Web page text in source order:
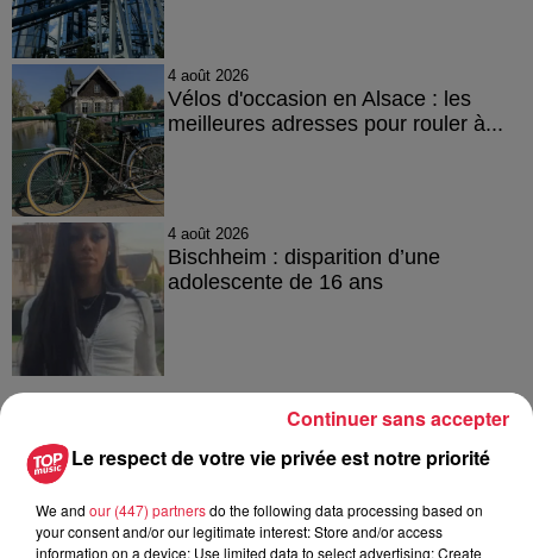
4 août 2026
Vélos d'occasion en Alsace : les
meilleures adresses pour rouler à...
4 août 2026
Bischheim : disparition d’une
adolescente de 16 ans
À découvrir également
Le respect de votre vie privée est notre priorité
We and our (447) partnersdo the following data processing based on
your consent and/or our legitimate interest: Store and/or access
information on a device; Use limited data to select advertising; Create
Continuer sans accepter